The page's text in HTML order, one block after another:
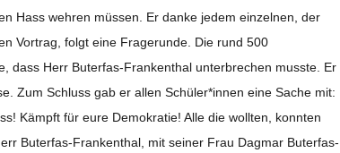
Hass weh­ren müs­sen. Er danke jedem ein­zel­nen, der
Vor­trag, folgt eine Fra­ge­runde. Die rund 500
dass Herr Buter­­fas-Fran­ken­­thal unter­bre­chen musste. Er
Zum Schluss gab er allen Schüler*innen eine Sache mit:
Kämpft für eure Demo­kra­tie! Alle die woll­ten, konn­ten
Buter­­fas-Fran­ken­­thal, mit sei­ner Frau Dag­mar Buter­­fas-